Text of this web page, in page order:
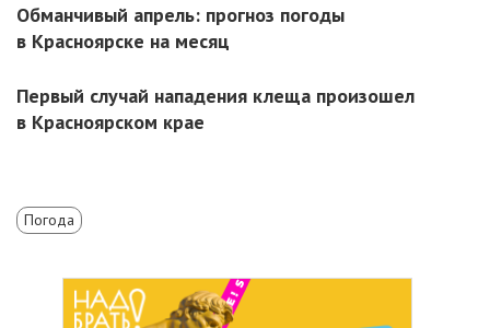
Обманчивый апрель: прогноз погоды
в Красноярске на месяц
Первый случай нападения клеща произошел
в Красноярском крае
Погода